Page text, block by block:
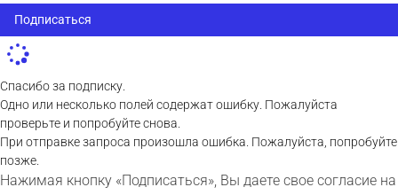
Подписаться
Спасибо за подписку.
Одно или несколько полей содержат ошибку. Пожалуйста
проверьте и попробуйте снова.
При отправке запроса произошла ошибка. Пожалуйста, попробуйте
позже.
Нажимая кнопку «Подписаться», Вы даете свое согласие на